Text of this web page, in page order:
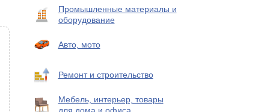
Промышленные материалы и
оборудование
Авто, мото
Ремонт и строительство
Мебель, интерьер, товары